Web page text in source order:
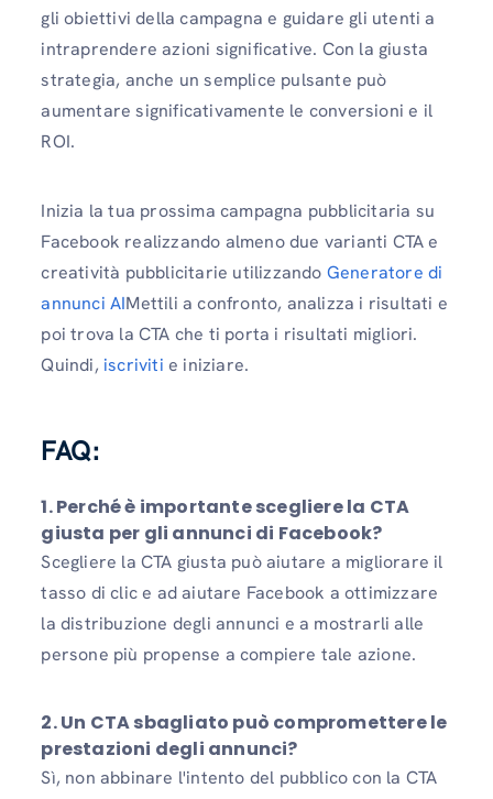
gli obiettivi della campagna e guidare gli utenti a
intraprendere azioni significative. Con la giusta
strategia, anche un semplice pulsante può
aumentare significativamente le conversioni e il
ROI.
Inizia la tua prossima campagna pubblicitaria su
Facebook realizzando almeno due varianti CTA e
creatività pubblicitarie utilizzando Generatore di
annunci AIMettili a confronto, analizza i risultati e
poi trova la CTA che ti porta i risultati migliori.
Quindi, iscriviti e iniziare.
FAQ:
1. Perché è importante scegliere la CTA
giusta per gli annunci di Facebook?
Scegliere la CTA giusta può aiutare a migliorare il
tasso di clic e ad aiutare Facebook a ottimizzare
la distribuzione degli annunci e a mostrarli alle
persone più propense a compiere tale azione.
2. Un CTA sbagliato può compromettere le
prestazioni degli annunci?
Sì, non abbinare l'intento del pubblico con la CTA